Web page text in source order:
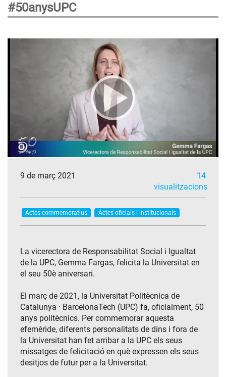
#50anysUPC
9 de març 2021
14
visualitzacions
Actes commemoratius Actes oficials i institucionals
La vicerectora de Responsabilitat Social i Igualtat
de la UPC, Gemma Fargas, felicita la Universitat en
el seu 50è aniversari.
El març de 2021, la Universitat Politècnica de
Catalunya · BarcelonaTech (UPC) fa, oficialment, 50
anys politècnics. Per commemorar aquesta
efemèride, diferents personalitats de dins i fora de
la Universitat han fet arribar a la UPC els seus
missatges de felicitació en què expressen els seus
desitjos de futur per a la Universitat.